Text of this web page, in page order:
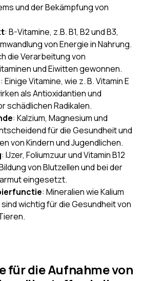
und der Bekämpfung von
: B-Vitamine, z.B. B1, B2 und B3,
von Energie in Nahrung.
die Verarbeitung von
und Eiwitten gewonnen.
: Einige Vitamine, wie z. B. Vitamin E
als Antioxidantien und
schädlichen Radikalen.
: Kalzium, Magnesium und
für die Gesundheit und
von Kindern und Jugendlichen.
: IJzer, Foliumzuur und Vitamin B12
von Blutzellen und bei der
eingesetzt.
: Mineralien wie Kalium
wichtig für die Gesundheit von
für die Aufnahme von